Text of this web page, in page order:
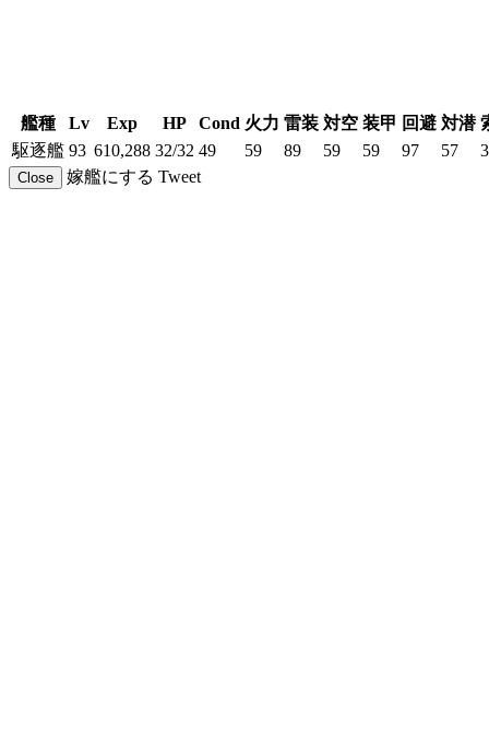
艦種 Lv Exp HP Cond 火力 雷装 対空 装甲 回避 対潜
駆逐艦 93 610,288 32/32 49 59 89 59 59 97 57
Close 嫁艦にする Tweet